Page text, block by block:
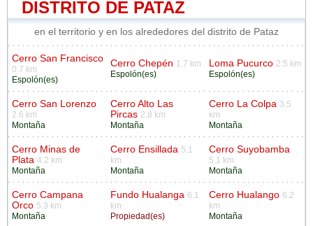
DISTRITO DE PATAZ
en el territorio y en los alrededores del distrito de Pataz
Cerro San Francisco
0.7 km
Espolón(es)
Cerro Chepén 1.7 km
Espolón(es)
Loma Pucurco 2.5 km
Espolón(es)
Cerro San Lorenzo
2.6 km
Montaña
Cerro Alto Las
Pircas 2.8 km
Montaña
Cerro La Colpa 3.5
km
Montaña
Cerro Minas de
Plata 4.2 km
Montaña
Cerro Ensillada 5.1
km
Montaña
Cerro Suyobamba
5.1 km
Montaña
Cerro Campana
Orco 5.3 km
Montaña
Fundo Hualanga 6.1
km
Propiedad(es)
Cerro Hualango 6.2
km
Montaña